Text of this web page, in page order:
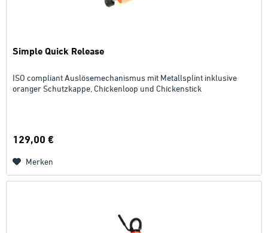
Simple Quick Release
ISO compliant Auslösemechanismus mit Metallsplint inklusive
oranger Schutzkappe, Chickenloop und Chickenstick
129,00 €
Merken